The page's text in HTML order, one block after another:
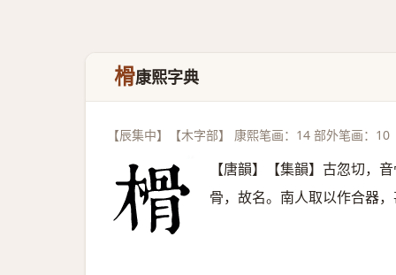
榾康熙字典
【辰集中】【木字部】 康熙笔画：14 部外笔画：10
【唐韻】【集韻】古忽切，
骨，故名。南人取以作合器